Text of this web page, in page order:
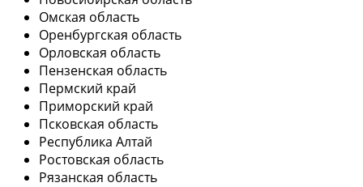
Омская область
Оренбургская область
Орловская область
Пензенская область
Пермский край
Приморский край
Псковская область
Республика Алтай
Ростовская область
Рязанская область